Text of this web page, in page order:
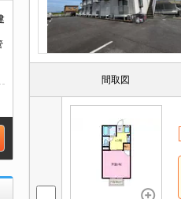
間取図